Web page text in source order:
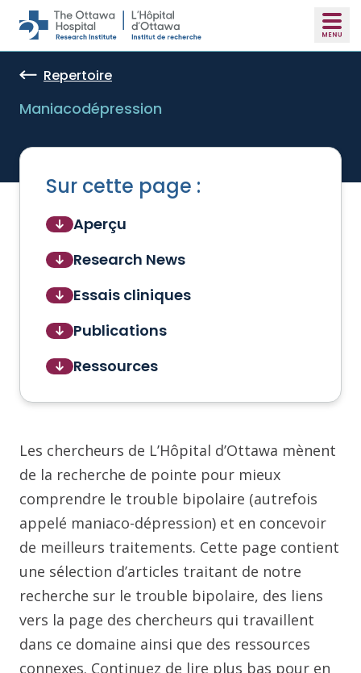
Skip to main content
Repertoire
Maniacodépression
Sur cette page :
Aperçu
Research News
Essais cliniques
Publications
Ressources
Les chercheurs de L’Hôpital d’Ottawa mènent
de la recherche de pointe pour mieux
comprendre le trouble bipolaire (autrefois
appelé maniaco-dépression) et en concevoir
de meilleurs traitements. Cette page contient
une sélection d’articles traitant de notre
recherche sur le trouble bipolaire, des liens
vers la page des chercheurs qui travaillent
dans ce domaine ainsi que des ressources
connexes. Continuez de lire plus bas pour en